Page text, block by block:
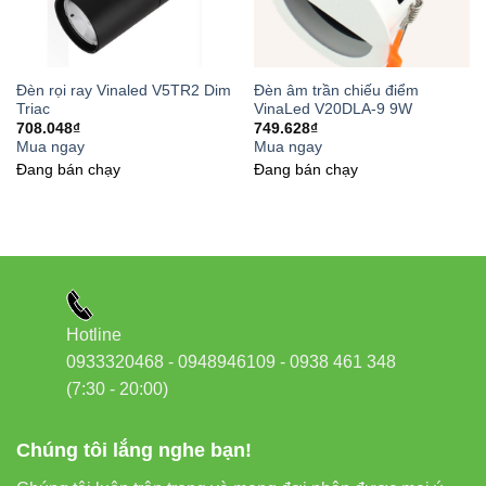
Đèn rọi ray Vinaled V5TR2 Dim
Triac
708.048₫
Mua ngay
Đang bán chạy
Đèn âm trần chiếu điểm
VinaLed V20DLA-9 9W
749.628₫
Mua ngay
Đang bán chạy
Chúng tôi lắng nghe bạn!
Hotline
0933320468 - 0948946109 - 0938 461 348
(7:30 - 20:00)